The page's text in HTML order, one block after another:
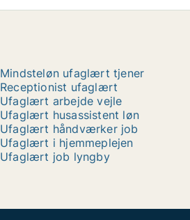
Mindsteløn ufaglært tjener
Receptionist ufaglært
Ufaglært arbejde vejle
Ufaglært husassistent løn
Ufaglært håndværker job
Ufaglært i hjemmeplejen
Ufaglært job lyngby